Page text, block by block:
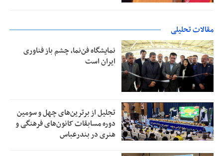
مقالات تحلیلی
نمایشگاه فن‌نما، چشم باز فناوری
ایران است
تجلیل از بر‌ترین‌های چهل و سومین
دوره مسابقات کانون‌های فرهنگی و
هنری در بندرعباس